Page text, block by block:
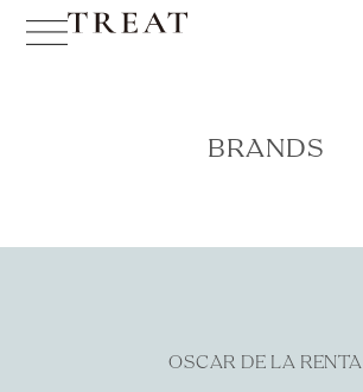
BRANDS
OSCAR DE LA RENTA